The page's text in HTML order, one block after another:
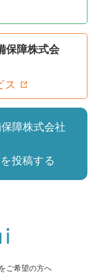
保障株式会
ス
障株式会社
投稿する
ご希望の方へ